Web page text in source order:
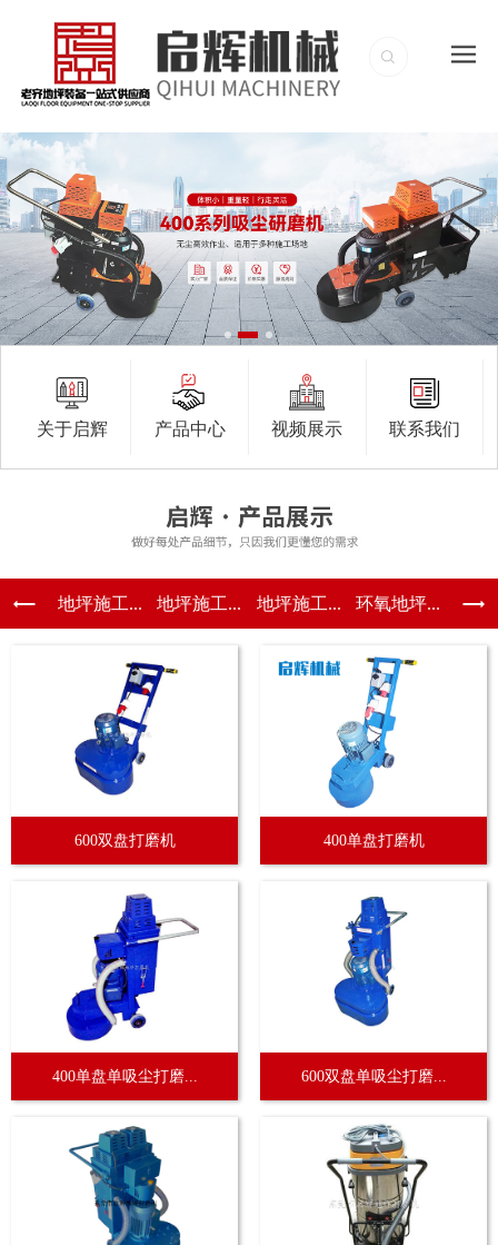
关于启辉 产品中心 视频展示 联系我们
地坪施工... 地坪施工... 地坪施工... 环氧地坪...
600双盘打磨机 400单盘打磨机
400单盘单吸尘打磨... 600双盘单吸尘打磨...